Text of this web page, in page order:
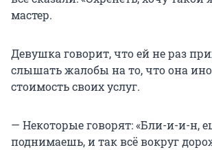
мастер.
Девушка говорит, что ей не раз
слышать жалобы на то, что она
стоимость своих услуг.
— Некоторые говорят: «Бли-и-и-н,
поднимаешь, и так всё вокруг